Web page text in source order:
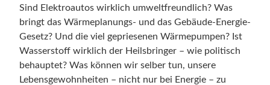
Sind Elektroautos wirklich umweltfreundlich? Was
bringt das Wärmeplanungs- und das Gebäude-Energie-
Gesetz? Und die viel gepriesenen Wärmepumpen? Ist
Wasserstoff wirklich der Heilsbringer – wie politisch
behauptet? Was können wir selber tun, unsere
Lebensgewohnheiten – nicht nur bei Energie – zu